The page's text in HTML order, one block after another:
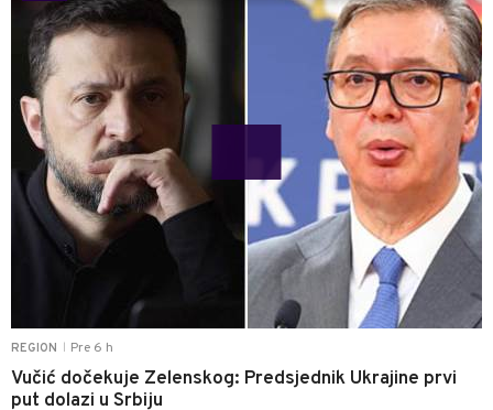
REGION Pre 6 h
Vučić dočekuje Zelenskog: Predsjednik Ukrajine prvi
put dolazi u Srbiju